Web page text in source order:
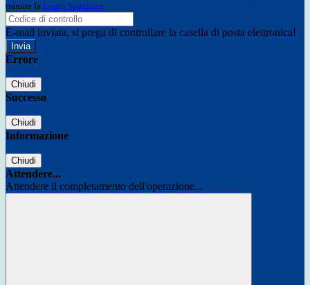
tramite la Login Spaggiari
E-mail inviata, si prega di controllare la casella di posta elettronica!
Errore
Chiudi
Successo
Chiudi
Informazione
Chiudi
Attendere...
Attendere il completamento dell'operazione...